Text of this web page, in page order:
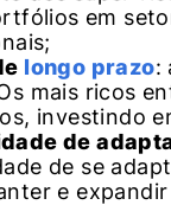
em
longo prazo:
mais ricos
investindo
de
de se
e